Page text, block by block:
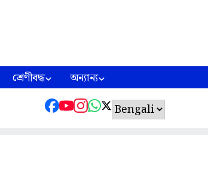
শ্রেণীবদ্ধ অন্যান্য